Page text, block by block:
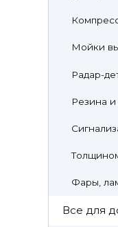
Мойки
Радар-
Резина
Фары,
Все для